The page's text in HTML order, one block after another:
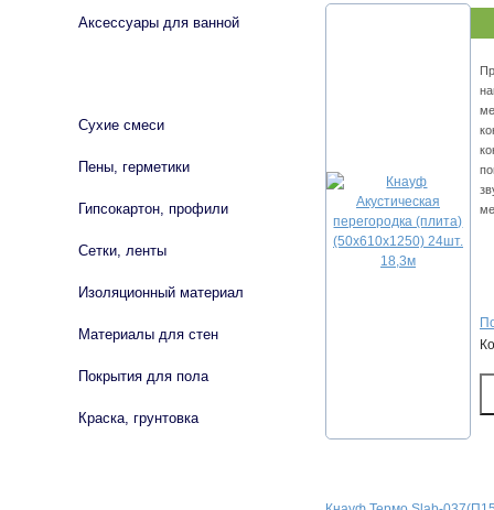
Аксессуары для ванной
Сухие смеси
Пены, герметики
Гипсокартон, профили
Сетки, ленты
Изоляционный материал
Материалы для стен
Покрытия для пола
Краска, грунтовка